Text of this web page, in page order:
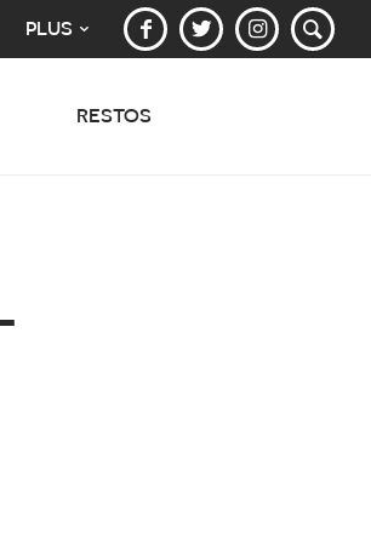
PLUS
RESTOS